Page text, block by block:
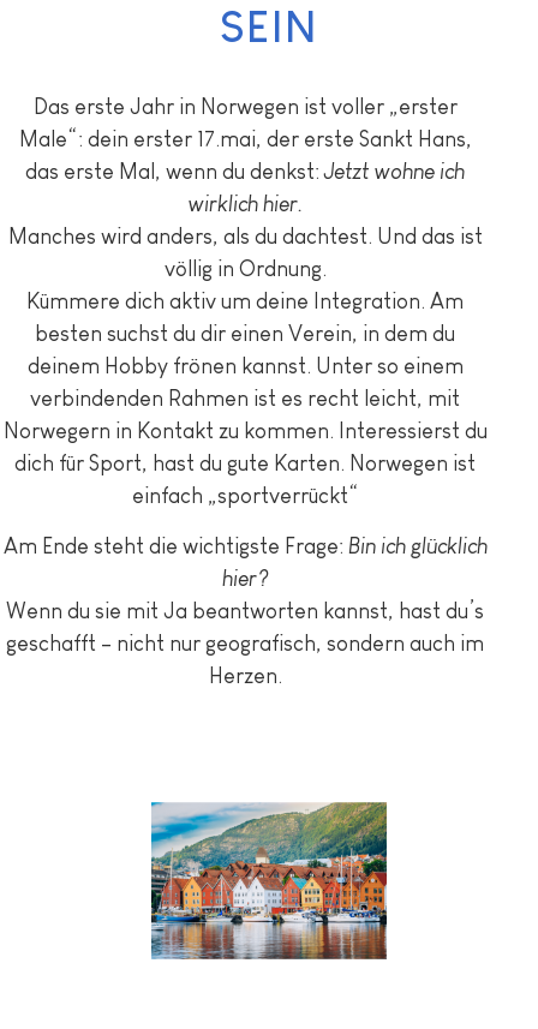
SEIN
Das erste Jahr in Norwegen ist voller „erster
Male“: dein erster 17.mai, der erste Sankt Hans,
das erste Mal, wenn du denkst:Jetzt wohne ich
wirklich hier.
Manches wird anders, als du dachtest. Und das ist
völlig in Ordnung.
Kümmere dich aktiv um deine Integration. Am
besten suchst du dir einen Verein, in dem du
deinem Hobby frönen kannst. Unter so einem
verbindenden Rahmen ist es recht leicht, mit
Norwegern in Kontakt zu kommen. Interessierst du
dich für Sport, hast du gute Karten. Norwegen ist
einfach „sportverrückt“
Am Ende steht die wichtigste Frage: Bin ich glücklich
hier?
Wenn du sie mit Ja beantworten kannst, hast du’s
geschafft – nicht nur geografisch, sondern auch im
Herzen.